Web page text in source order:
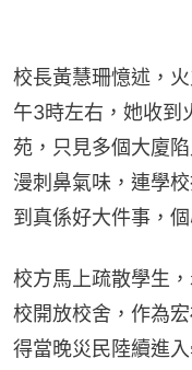
校長黃慧珊憶述，
午3時左右，她收到
苑，只見多個大廈
漫刺鼻氣味，連學
到真係好大件事，個
校方馬上疏散學生
校開放校舍，作為
得當晚災民陸續進